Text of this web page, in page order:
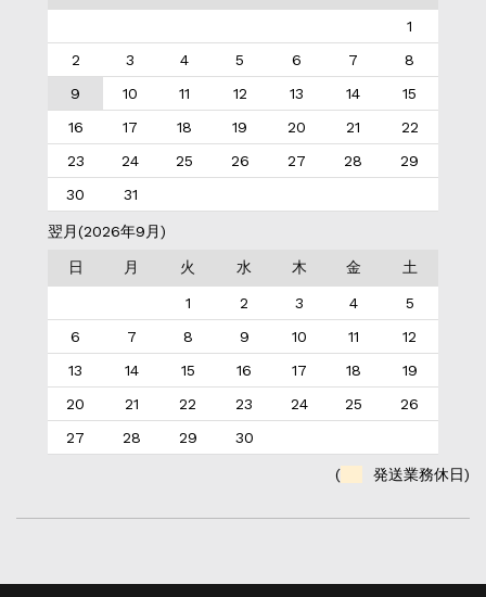
1
2
3 4 5 6 7
8
9
10 11 12 13 14
15
16
17 18 19 20 21
22
23
24 25 26 27 28
29
30
31
翌月(2026年9月)
日 月 火 水 木 金 土
1 2 3 4
5
6
7 8 9 10 11
12
13
14 15 16 17 18
19
20
21 22 23 24 25
26
27
28 29 30
( 発送業務休日)